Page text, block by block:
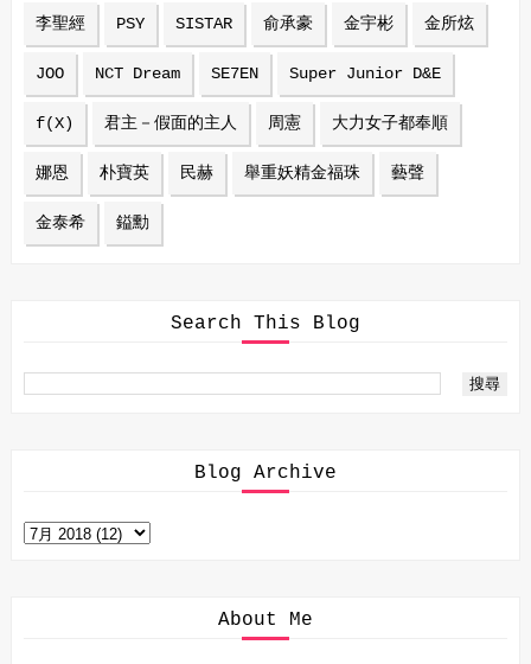
李聖經 PSY SISTAR 俞承豪 金宇彬 金所炫
JOO NCT Dream SE7EN Super Junior D&E
f(X) 君主－假面的主人 周憲 大力女子都奉順
娜恩 朴寶英 民赫 舉重妖精金福珠 藝聲
金泰希 鎰勳
Search This Blog
Blog Archive
About Me